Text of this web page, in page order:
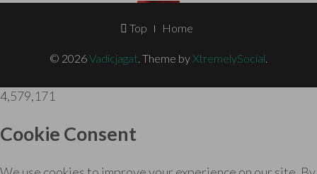
Menu
Top Home
© 2026Vadicjagat Theme byXtremelySocial
4,579,171